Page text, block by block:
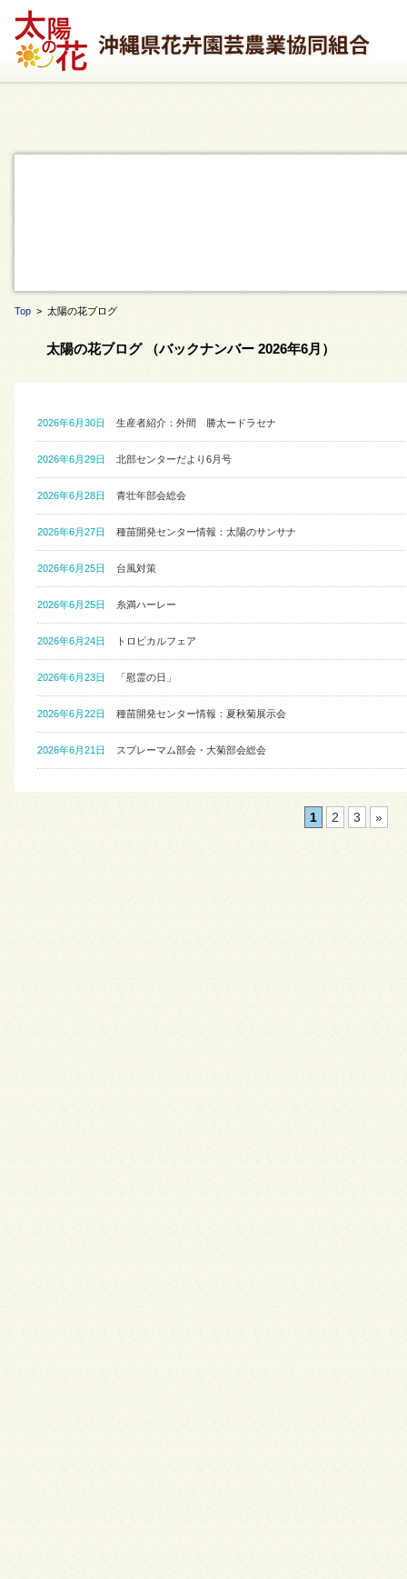
Top > 太陽の花ブログ
太陽の花ブログ （バックナンバー 2026年6月）
2026年6月30日 生産者紹介：外間 勝太ードラセナ
2026年6月29日 北部センターだより6月号
2026年6月28日 青壮年部会総会
2026年6月27日 種苗開発センター情報：太陽のサンサナ
2026年6月25日 台風対策
2026年6月25日 糸満ハーレー
2026年6月24日 トロピカルフェア
2026年6月23日 「慰霊の日」
2026年6月22日 種苗開発センター情報：夏秋菊展示会
2026年6月21日 スプレーマム部会・大菊部会総会
1 2 3 »